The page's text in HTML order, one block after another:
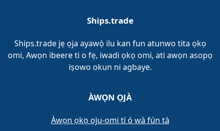
Ships.trade
Ships.trade jẹ ọja ayawọ̀ ilu kan fun atunwo tita ọkọ
omi, Awọn ibeere ti o fẹ, iwadi ọkọ omi, ati awọn asopọ
iṣowo okun ni agbaye.
ÀWỌN ỌJÀ
Àwọn ọkọ oju-omi tí ó wà fún tà